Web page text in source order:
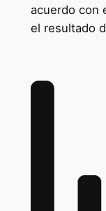
acuerdo con
el resultado